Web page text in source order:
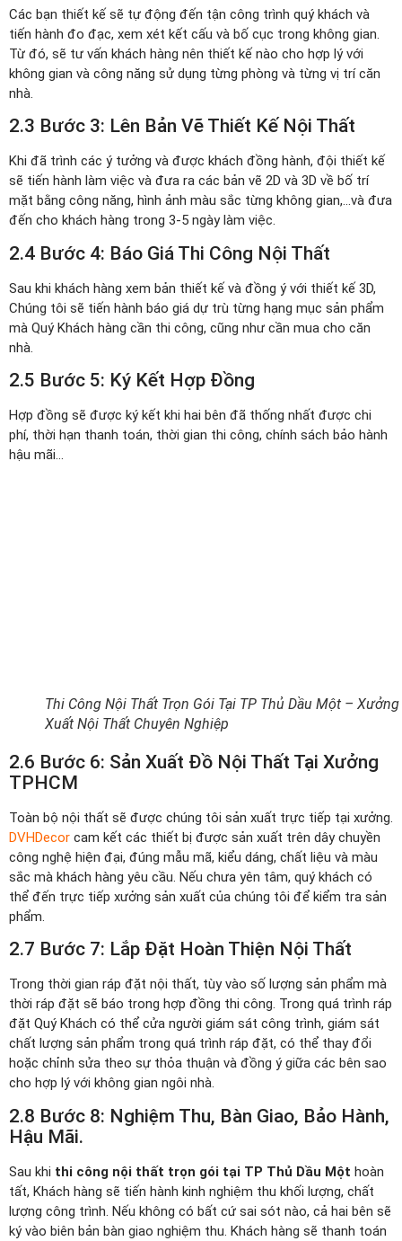
Các bạn thiết kế sẽ tự động đến tận công trình quý khách và
tiến hành đo đạc, xem xét kết cấu và bố cục trong không gian.
Từ đó, sẽ tư vấn khách hàng nên thiết kế nào cho hợp lý với
không gian và công năng sử dụng từng phòng và từng vị trí căn
nhà.
2.3 Bước 3: Lên Bản Vẽ Thiết Kế Nội Thất
Khi đã trình các ý tưởng và được khách đồng hành, đội thiết kế
sẽ tiến hành làm việc và đưa ra các bản vẽ 2D và 3D về bố trí
mặt bằng công năng, hình ảnh màu sắc từng không gian,…và đưa
đến cho khách hàng trong 3-5 ngày làm việc.
2.4 Bước 4: Báo Giá Thi Công Nội Thất
Sau khi khách hàng xem bản thiết kế và đồng ý với thiết kế 3D,
Chúng tôi sẽ tiến hành báo giá dự trù từng hạng mục sản phẩm
mà Quý Khách hàng cần thi công, cũng như cần mua cho căn
nhà.
2.5 Bước 5: Ký Kết Hợp Đồng
Hợp đồng sẽ được ký kết khi hai bên đã thống nhất được chi
phí, thời hạn thanh toán, thời gian thi công, chính sách bảo hành
hậu mãi…
Thi Công Nội Thất Trọn Gói Tại TP Thủ Dầu Một – Xưởng
Xuất Nội Thất Chuyên Nghiệp
2.6 Bước 6: Sản Xuất Đồ Nội Thất Tại Xưởng
TPHCM
Toàn bộ nội thất sẽ được chúng tôi sản xuất trực tiếp tại xưởng.
DVHDecor cam kết các thiết bị được sản xuất trên dây chuyền
công nghệ hiện đại, đúng mẫu mã, kiểu dáng, chất liệu và màu
sắc mà khách hàng yêu cầu. Nếu chưa yên tâm, quý khách có
thể đến trực tiếp xưởng sản xuất của chúng tôi để kiểm tra sản
phẩm.
2.7 Bước 7: Lắp Đặt Hoàn Thiện Nội Thất
Trong thời gian ráp đặt nội thất, tùy vào số lượng sản phẩm mà
thời ráp đặt sẽ báo trong hợp đồng thi công. Trong quá trình ráp
đặt Quý Khách có thể cửa người giám sát công trình, giám sát
chất lượng sản phẩm trong quá trình ráp đặt, có thể thay đổi
hoặc chỉnh sửa theo sự thỏa thuận và đồng ý giữa các bên sao
cho hợp lý với không gian ngôi nhà.
2.8 Bước 8: Nghiệm Thu, Bàn Giao, Bảo Hành,
Hậu Mãi.
Sau khi thi công nội thất trọn gói tại TP Thủ Dầu Một hoàn
tất, Khách hàng sẽ tiến hành kinh nghiệm thu khối lượng, chất
lượng công trình. Nếu không có bất cứ sai sót nào, cả hai bên sẽ
ký vào biên bản bàn giao nghiệm thu. Khách hàng sẽ thanh toán